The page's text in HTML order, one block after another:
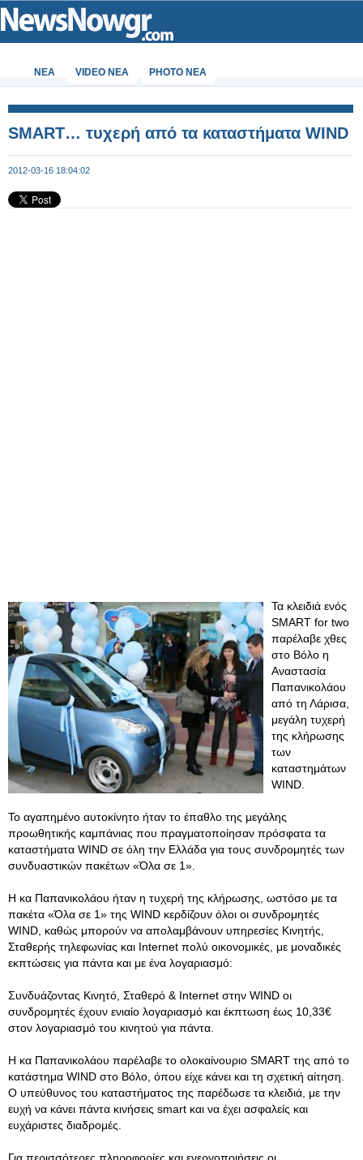
ΝΕΑ VIDEO NEA PHOTO NEA
SMART… τυχερή από τα καταστήματα WIND
2012-03-16 18:04:02
Τα κλειδιά ενός
SMART for two
παρέλαβε χθες
στο Βόλο η
Αναστασία
Παπανικολάου
από τη Λάρισα,
μεγάλη τυχερή
της κλήρωσης
των
καταστημάτων
WIND.
Το αγαπημένο αυτοκίνητο ήταν το έπαθλο της μεγάλης
προωθητικής καμπάνιας που πραγματοποίησαν πρόσφατα τα
καταστήματα WIND σε όλη την Ελλάδα για τους συνδρομητές των
συνδυαστικών πακέτων «Όλα σε 1».
Η κα Παπανικολάου ήταν η τυχερή της κλήρωσης, ωστόσο με τα
πακέτα «Όλα σε 1» της WIND κερδίζουν όλοι οι συνδρομητές
WIND, καθώς μπορούν να απολαμβάνουν υπηρεσίες Κινητής,
Σταθερής τηλεφωνίας και Internet πολύ οικονομικές, με μοναδικές
εκπτώσεις για πάντα και με ένα λογαριασμό:
Συνδυάζοντας Κινητό, Σταθερό & Internet στην WIND οι
συνδρομητές έχουν ενιαίο λογαριασμό και έκπτωση έως 10,33€
στον λογαριασμό του κινητού για πάντα.
Η κα Παπανικολάου παρέλαβε το ολοκαίνουριο SMART της από το
κατάστημα WIND στο Βόλο, όπου είχε κάνει και τη σχετική αίτηση.
Ο υπεύθυνος του καταστήματος της παρέδωσε τα κλειδιά, με την
ευχή να κάνει πάντα κινήσεις smart και να έχει ασφαλείς και
ευχάριστες διαδρομές.